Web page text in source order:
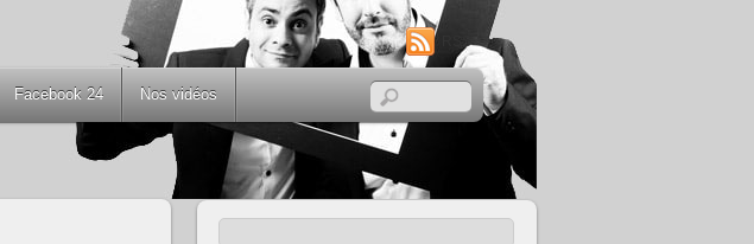
RSS
Facebook 24 Nos vidéos